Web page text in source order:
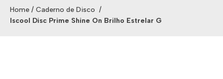
Home / Caderno de Disco /
Iscool Disc Prime Shine On Brilho Estrelar G